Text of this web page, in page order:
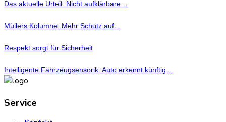
Das aktuelle Urteil: Nicht aufklärbare…
Müllers Kolumne: Mehr Schutz auf…
Respekt sorgt für Sicherheit
Intelligente Fahrzeugsensorik: Auto erkennt künftig…
Service